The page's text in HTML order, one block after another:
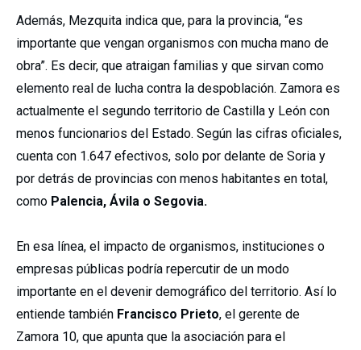
Además, Mezquita indica que, para la provincia, “es
importante que vengan organismos con mucha mano de
obra”. Es decir, que atraigan familias y que sirvan como
elemento real de lucha contra la despoblación. Zamora es
actualmente el segundo territorio de Castilla y León con
menos funcionarios del Estado. Según las cifras oficiales,
cuenta con 1.647 efectivos, solo por delante de Soria y
por detrás de provincias con menos habitantes en total,
como Palencia, Ávila o Segovia.
En esa línea, el impacto de organismos, instituciones o
empresas públicas podría repercutir de un modo
importante en el devenir demográfico del territorio. Así lo
entiende también Francisco Prieto, el gerente de
Zamora 10, que apunta que la asociación para el